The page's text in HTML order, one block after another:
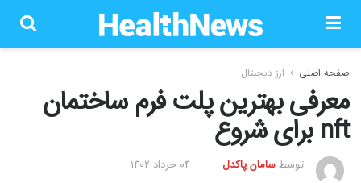
صفحه اصلی ارز دیجیتال
معرفی بهترین پلت فرم ساختمان
nft برای شروع
توسطسامان پاکدل
۰۴ خرداد ۱۴۰۲